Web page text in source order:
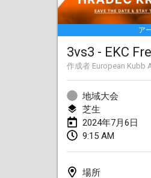
ア
3vs3 - EKC
作成者 European Kubb
地域大会
芝生
2024年7月6日
9:15 AM
場所
2024年1月20
2024年1月27
Winterkubb
2024年1月28日
2024年3月
KUBB-o-
2024年3月23日